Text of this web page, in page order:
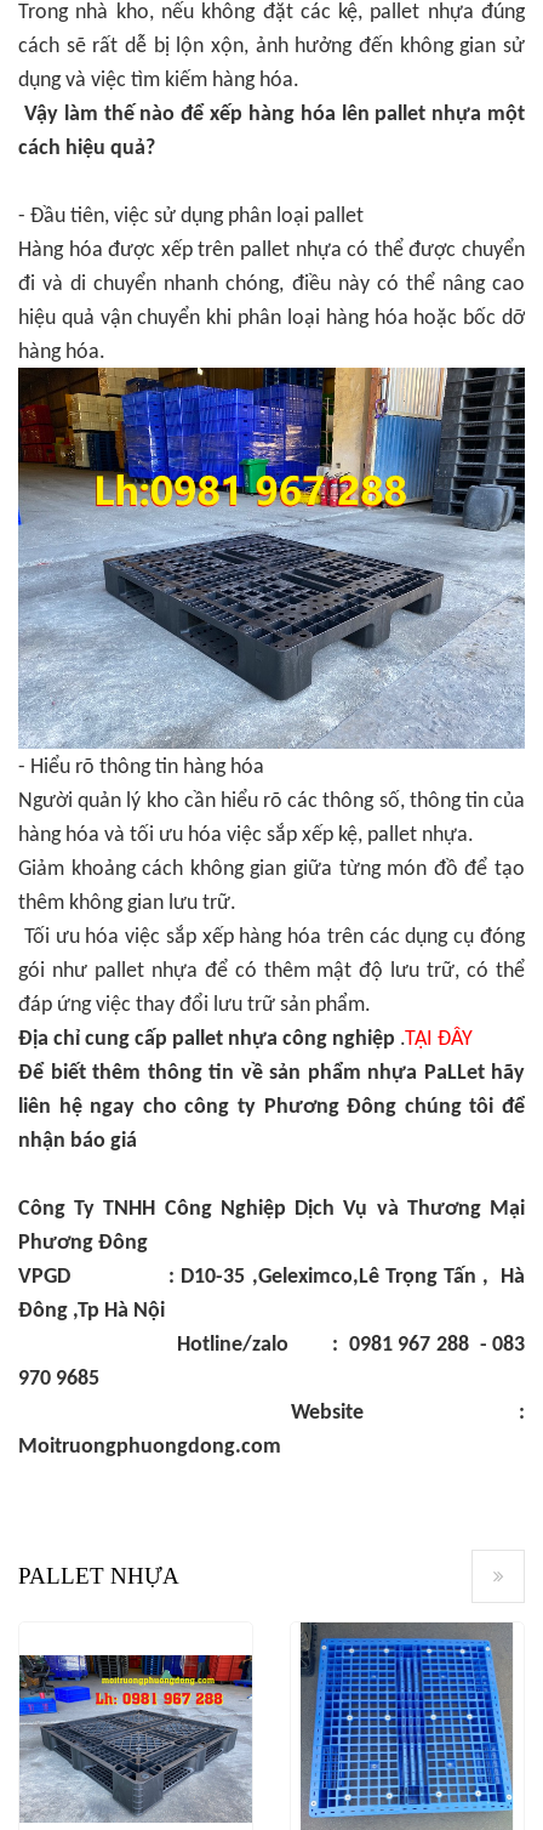
Trong nhà kho, nếu không đặt các kệ, pallet nhựa đúng
cách sẽ rất dễ bị lộn xộn, ảnh hưởng đến không gian sử
dụng và việc tìm kiếm hàng hóa.
Vậy làm thế nào để xếp hàng hóa lên pallet nhựa một
cách hiệu quả?
- Đầu tiên, việc sử dụng phân loại pallet
Hàng hóa được xếp trên pallet nhựa có thể được chuyển
đi và di chuyển nhanh chóng, điều này có thể nâng cao
hiệu quả vận chuyển khi phân loại hàng hóa hoặc bốc dỡ
hàng hóa.
- Hiểu rõ thông tin hàng hóa
Người quản lý kho cần hiểu rõ các thông số, thông tin của
hàng hóa và tối ưu hóa việc sắp xếp kệ, pallet nhựa.
Giảm khoảng cách không gian giữa từng món đồ để tạo
thêm không gian lưu trữ.
Tối ưu hóa việc sắp xếp hàng hóa trên các dụng cụ đóng
gói như pallet nhựa để có thêm mật độ lưu trữ, có thể
đáp ứng việc thay đổi lưu trữ sản phẩm.
Địa chỉ cung cấp pallet nhựa công nghiệp .TẠI ĐÂY
Để biết thêm thông tin về sản phẩm nhựa PaLLet hãy
liên hệ ngay cho công ty Phương Đông chúng tôi để
nhận báo giá
Công Ty TNHH Công Nghiệp Dịch Vụ và Thương Mại
Phương Đông
VPGD : D10-35 ,Geleximco,Lê Trọng Tấn , Hà
Đông ,Tp Hà Nội
Hotline/zalo : 0981 967 288 - 083
970 9685
Website :
Moitruongphuongdong.com
PALLET NHỰA